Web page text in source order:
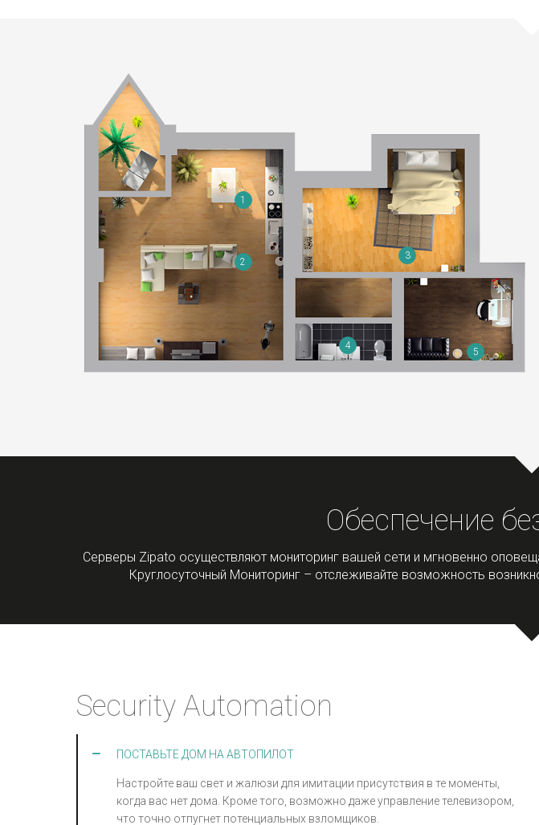
1
2
3
4
5
Обеспечение
Серверы Zipato осуществляют мониторинг вашей сети и мгновенно
Круглосуточный Мониторинг – отслеживайте возможность
Security Automation
ПОСТАВЬТЕ ДОМ НА АВТОПИЛОТ
Настройте ваш свет и жалюзи для имитации присутствия в те моменты,
когда вас нет дома. Кроме того, возможно даже управление телевизором,
что точно отпугнет потенциальных взломщиков.